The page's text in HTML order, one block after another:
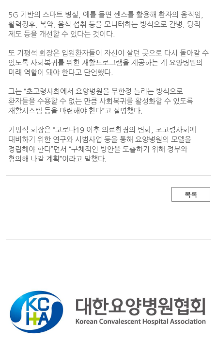
5G 기반의 스마트 병실, 예를 들면 센스를 활용해 환자의 움직임,
활력징후, 복약, 음식 섭취 등을 모니터하는 방식으로 간병, 당직
제도 등을 개선할 수 있다는 것이다.
또 기평석 회장은 입원환자들이 자신이 살던 곳으로 다시 돌아갈 수
있도록 사회복귀를 위한 재활프로그램을 제공하는 게 요양병원의
미래 역할이 돼야 한다고 단언했다.
그는 “초고령사회에서 요양병원을 무한정 늘리는 방식으로
환자들을 수용할 수 없는 만큼 사회복귀를 활성화할 수 있도록
재활시스템 등을 마련해야 한다”고 설명했다.
기평석 회장은 “코로나19 이후 의료환경의 변화, 초고령사회에
대비하기 위한 연구와 시범사업 등을 통해 요양병원의 모델을
정립해야 한다”면서 “구체적인 방안을 도출하기 위해 정부와
협의해 나갈 계획”이라고 말했다.
목록